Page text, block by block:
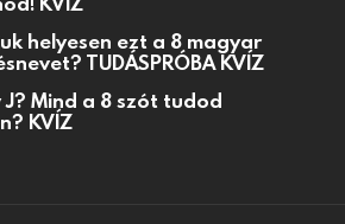
helyesen ezt a 8 magyar
TUDÁSPRÓBA KVÍZ
J? Mind a 8 szót tudod
KVÍZ